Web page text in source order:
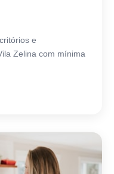
e
Zelina com mínima